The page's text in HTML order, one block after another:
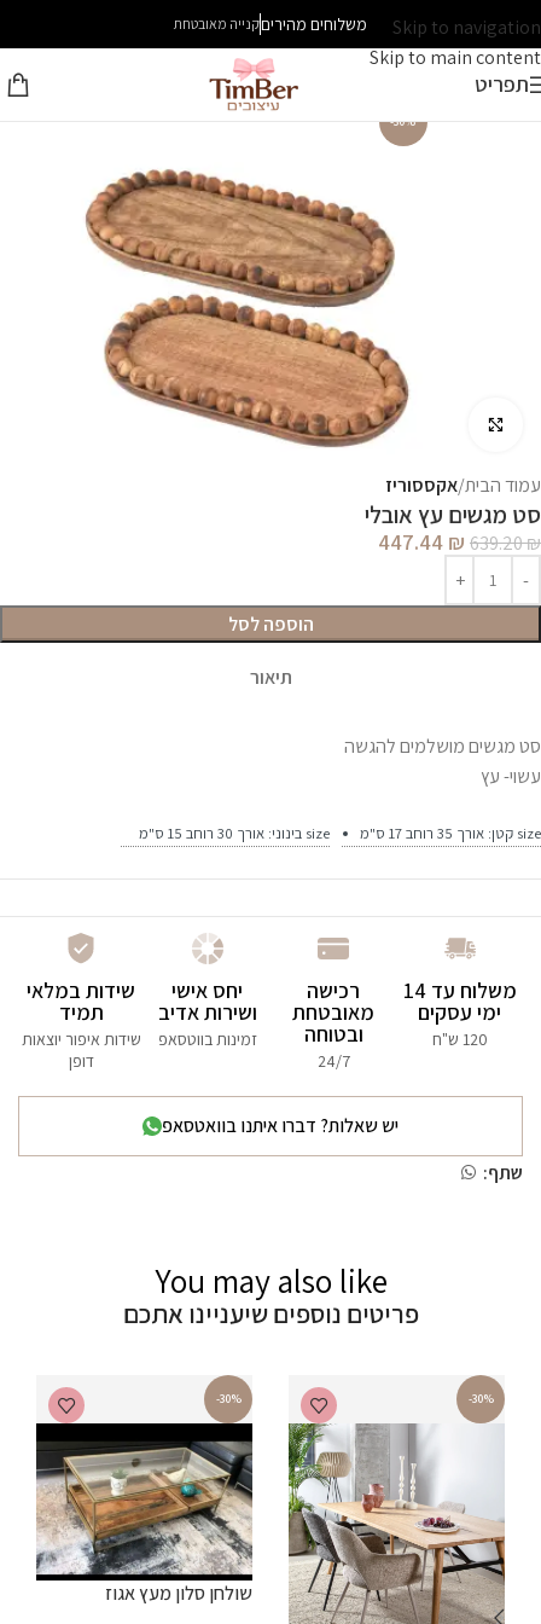
Skip to navigation
Skip to main content
משלוחים מהיריםקנייה מאובטחת
תפריט
עמוד הבית אקססוריז
סט מגשים עץ אובלי
639.20₪
447.44 ₪
הוספה לסל
תיאור
סט מגשים מושלמים להגשה
עשוי- עץ
size קטן: אורך 35 רוחב 17 ס"מ size בינוני: אורך 30 רוחב 15 ס"מ
-30%
לחץ להגדלה
משלוח עד 14
ימי עסקים
120 ש"ח
רכישה
מאובטחת
ובטוחה
24/7
יחס אישי
ושירות אדיב
זמינות בווטסאפ
שידות במלאי
תמיד
שידות איפור יוצאות
דופן
יש שאלות? דברו איתנו בוואטסאפ
שתף:
You may also like
פריטים נוספים שיעניינו אתכם
-30%
-30%
שולחן סלון מעץ אגוז